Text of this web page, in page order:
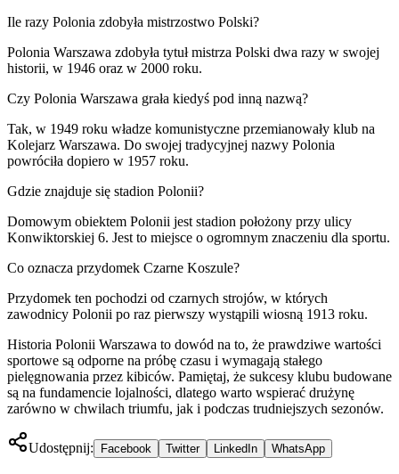
Ile razy Polonia zdobyła mistrzostwo Polski?
Polonia Warszawa zdobyła tytuł mistrza Polski dwa razy w swojej
historii, w 1946 oraz w 2000 roku.
Czy Polonia Warszawa grała kiedyś pod inną nazwą?
Tak, w 1949 roku władze komunistyczne przemianowały klub na
Kolejarz Warszawa. Do swojej tradycyjnej nazwy Polonia
powróciła dopiero w 1957 roku.
Gdzie znajduje się stadion Polonii?
Domowym obiektem Polonii jest stadion położony przy ulicy
Konwiktorskiej 6. Jest to miejsce o ogromnym znaczeniu dla sportu.
Co oznacza przydomek Czarne Koszule?
Przydomek ten pochodzi od czarnych strojów, w których
zawodnicy Polonii po raz pierwszy wystąpili wiosną 1913 roku.
Historia Polonii Warszawa to dowód na to, że prawdziwe wartości
sportowe są odporne na próbę czasu i wymagają stałego
pielęgnowania przez kibiców. Pamiętaj, że sukcesy klubu budowane
są na fundamencie lojalności, dlatego warto wspierać drużynę
zarówno w chwilach triumfu, jak i podczas trudniejszych sezonów.
Udostępnij: Facebook Twitter LinkedIn WhatsApp